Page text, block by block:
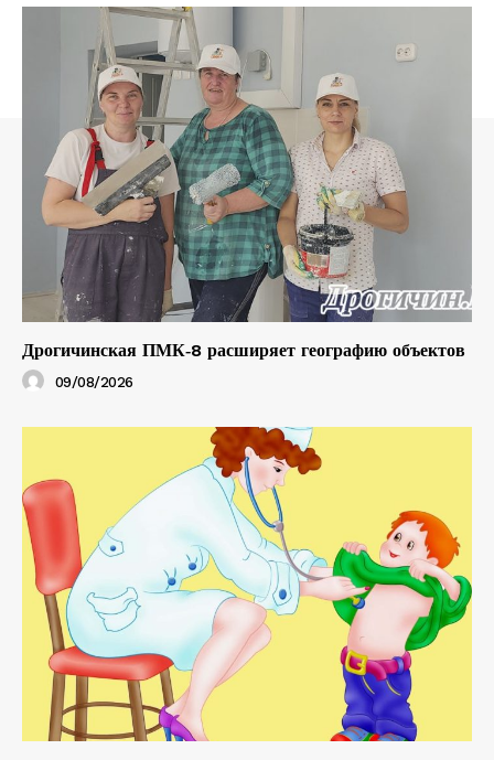
Дрогичинская ПМК‑8 расширяет географию объектов
09/08/2026